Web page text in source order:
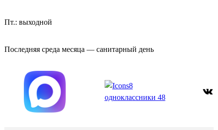
Пт.: выходной
Последняя среда месяца — санитарный день
ВКонтакте